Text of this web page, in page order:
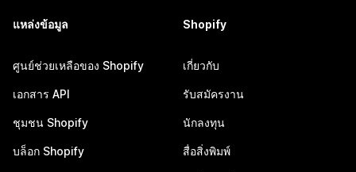
แหล่งข้อมูล
ศูนย์ช่วยเหลือของ Shopify
เอกสาร API
ชุมชน Shopify
บล็อก Shopify
Shopify
เกี่ยวกับ
รับสมัครงาน
นักลงทุน
สื่อสิ่งพิมพ์